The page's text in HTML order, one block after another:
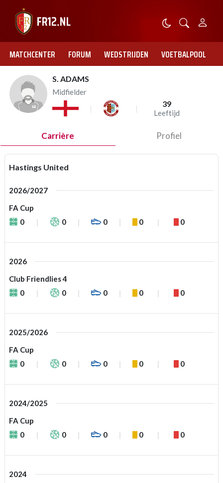
MATCHCENTER FORUM WEDSTRIJDEN VOETBALPOOL
S. ADAMS
Midfielder
39
Leeftijd
Carrière Profiel
Hastings United
2026/2027
FA Cup
0
0 0 0 0
2026
Club Friendlies 4
0
0 0 0 0
2025/2026
FA Cup
0
0 0 0 0
2024/2025
FA Cup
0
0 0 0 0
2024